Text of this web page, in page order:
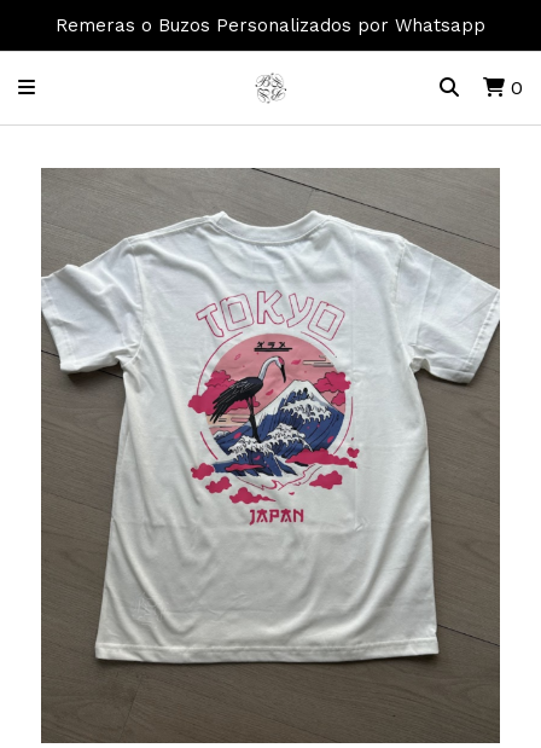
Remeras o Buzos Personalizados por Whatsapp
0